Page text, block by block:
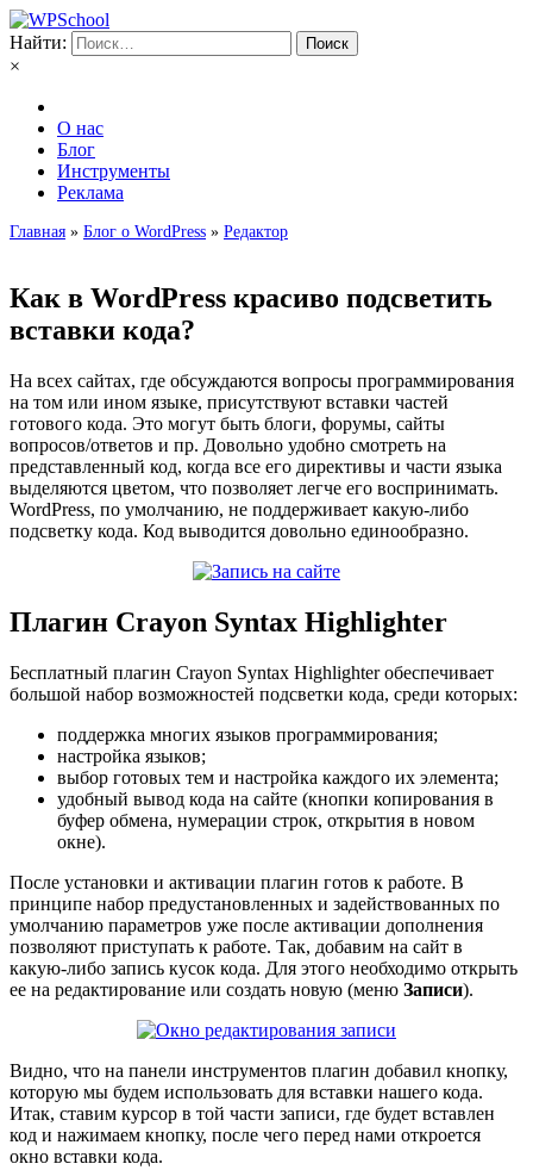
Найти:
×
О нас
Блог
Инструменты
Реклама
Главная » Блог о WordPress » Редактор
Как в WordPress красиво подсветить
вставки кода?
На всех сайтах, где обсуждаются вопросы программирования
на том или ином языке, присутствуют вставки частей
готового кода. Это могут быть блоги, форумы, сайты
вопросов/ответов и пр. Довольно удобно смотреть на
представленный код, когда все его директивы и части языка
выделяются цветом, что позволяет легче его воспринимать.
WordPress, по умолчанию, не поддерживает какую-либо
подсветку кода. Код выводится довольно единообразно.
Плагин Crayon Syntax Highlighter
Бесплатный плагин Crayon Syntax Highlighterобеспечивает
большой набор возможностей подсветки кода, среди которых:
поддержка многих языков программирования;
настройка языков;
выбор готовых тем и настройка каждого их элемента;
удобный вывод кода на сайте (кнопки копирования в
буфер обмена, нумерации строк, открытия в новом
окне).
После установки и активации плагин готов к работе. В
принципе набор предустановленных и задействованных по
умолчанию параметров уже после активации дополнения
позволяют приступать к работе. Так, добавим на сайт в
какую-либо запись кусок кода. Для этого необходимо открыть
ее на редактирование или создать новую (меню Записи).
Видно, что на панели инструментов плагин добавил кнопку,
которую мы будем использовать для вставки нашего кода.
Итак, ставим курсор в той части записи, где будет вставлен
код и нажимаем кнопку, после чего перед нами откроется
окно вставки кода.